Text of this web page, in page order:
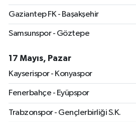
Gaziantep FK - Başakşehir
Samsunspor - Göztepe
17 Mayıs, Pazar
Kayserispor - Konyaspor
Fenerbahçe - Eyüpspor
Trabzonspor - Gençlerbirliği S.K.